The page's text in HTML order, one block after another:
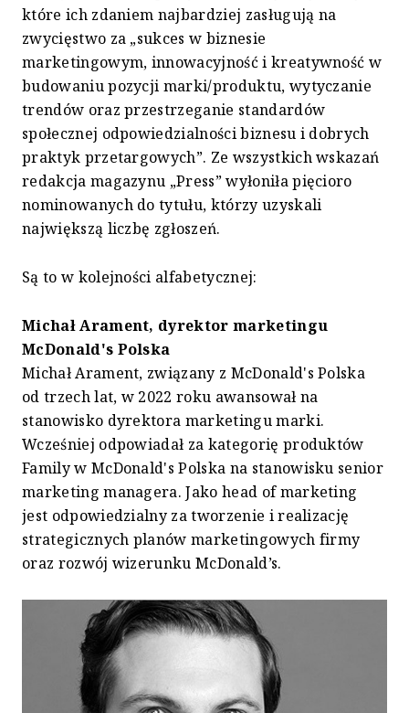
które ich zdaniem najbardziej zasługują na
zwycięstwo za „sukces w biznesie
marketingowym, innowacyjność i kreatywność w
budowaniu pozycji marki/produktu, wytyczanie
trendów oraz przestrzeganie standardów
społecznej odpowiedzialności biznesu i dobrych
praktyk przetargowych”. Ze wszystkich wskazań
redakcja magazynu „Press” wyłoniła pięcioro
nominowanych do tytułu, którzy uzyskali
największą liczbę zgłoszeń.
Są to w kolejności alfabetycznej:
Michał Arament, dyrektor marketingu
McDonald's Polska
Michał Arament, związany z McDonald's Polska
od trzech lat, w 2022 roku awansował na
stanowisko dyrektora marketingu marki.
Wcześniej odpowiadał za kategorię produktów
Family w McDonald's Polska na stanowisku senior
marketing managera. Jako head of marketing
jest odpowiedzialny za tworzenie i realizację
strategicznych planów marketingowych firmy
oraz rozwój wizerunku McDonald’s.